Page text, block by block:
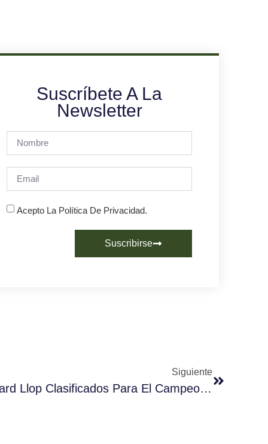
Suscríbete A La
Newsletter
Acepto La Política De Privacidad.
Suscribirse
Siguiente
Gessamí Caramés Y Ricard Llop Clasificados Para El Campeonato De Cataluña